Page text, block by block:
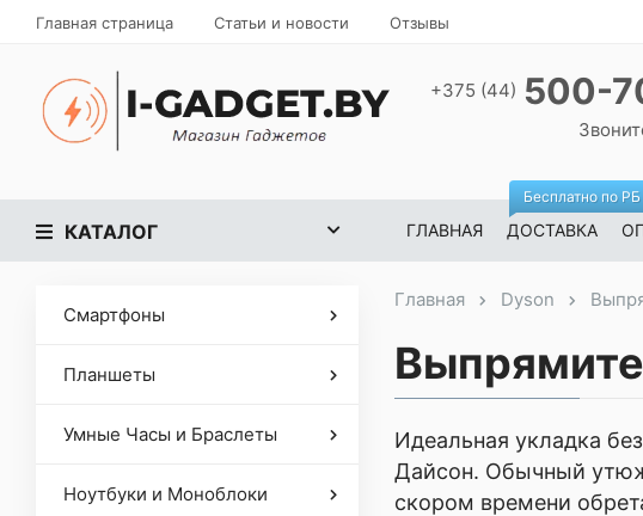
Главная страница Статьи и новости Отзывы
+375 (44) 500-
КАТАЛОГ ГЛАВНАЯ ДОСТАВКА
Бесплатно по РБ
Смартфоны
Планшеты
Умные Часы и Браслеты
Ноутбуки и Моноблоки
Главная Dyson
Идеальная укладка
Дайсон. Обычный
скором времени